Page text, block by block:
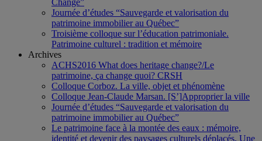
Journée d’études “Sauvegarde et valorisation du
patrimoine immobilier au Québec”
Troisième colloque sur l’éducation patrimoniale.
Patrimoine culturel : tradition et mémoire
Archives
ACHS2016 What does heritage change?/Le
patrimoine, ça change quoi? CRSH
Colloque Corboz. La ville, objet et phénomène
Colloque Jean-Claude Marsan. [S’]Approprier la ville
Journée d’études “Sauvegarde et valorisation du
patrimoine immobilier au Québec”
Le patrimoine face à la montée des eaux : mémoire,
identité et devenir des paysages culturels déplacés. Une